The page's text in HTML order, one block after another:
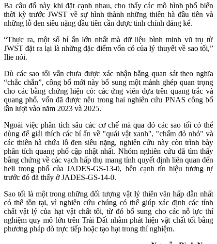
Ba câu đố này khi đặt cạnh nhau, cho thấy các mô hình phổ biến
thời kỳ trước JWST về sự hình thành những thiên hà đầu tiên và
những lỗ đen siêu nặng đầu tiên cần được tinh chỉnh đáng kể.
“Thực ra, một số bí ẩn lớn nhất mà dữ liệu bình minh vũ trụ từ
JWST đặt ra lại là những đặc điểm vốn có của lý thuyết về sao tối,”
Ilie nói.
Dù các sao tối vẫn chưa được xác nhận bằng quan sát theo nghĩa
“chắc chắn”, công bố mới này bổ sung một mảnh ghép quan trọng
cho các bằng chứng hiện có: các ứng viên dựa trên quang trắc và
quang phổ, vốn đã được nêu trong hai nghiên cứu PNAS công bố
lần lượt vào năm 2023 và 2025.
Ngoài việc phân tích sâu các cơ chế mà qua đó các sao tối có thể
dùng để giải thích các bí ẩn về "quái vật xanh", "chấm đỏ nhỏ" và
các thiên hà chứa lỗ đen siêu nặng, nghiên cứu này còn trình bày
phân tích quang phổ cập nhật nhất. Nhóm nghiên cứu đã tìm thấy
bằng chứng về các vạch hấp thụ mang tính quyết định liên quan đến
heli trong phổ của JADES-GS-13-0, bên cạnh tín hiệu tương tự
trước đó đã thấy ở JADES-GS-14-0.
Sao tối là một trong những đối tượng vật lý thiên văn hấp dẫn nhất
có thể tồn tại, vì nghiên cứu chúng có thể giúp xác định các tính
chất vật lý của hạt vật chất tối, từ đó bổ sung cho các nỗ lực thí
nghiệm quy mô lớn trên Trái Đất nhằm phát hiện vật chất tối bằng
phương pháp dò trực tiếp hoặc tạo hạt trong thí nghiệm.